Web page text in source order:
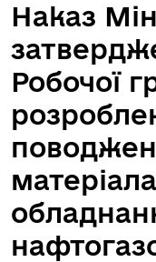
Наказ
Робочої